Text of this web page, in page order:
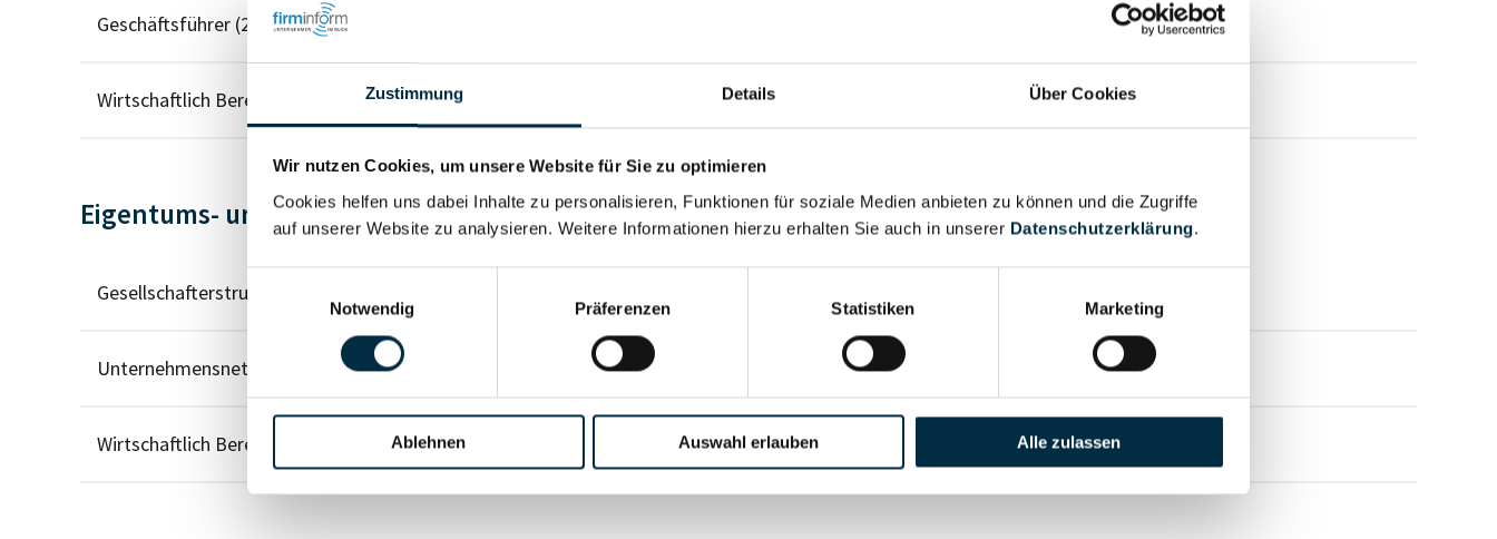
Zustimmung Details Über Cookies
Wir nutzen Cookies, um unsere Website für Sie zu optimieren
Cookies helfen uns dabei Inhalte zu personalisieren, Funktionen für soziale Medien anbieten zu können und die Zugriffe
auf unserer Website zu analysieren. Weitere Informationen hierzu erhalten Sie auch in unserer Datenschutzerklärung.
Notwendig
Präferenzen Statistiken Marketing
Ablehnen Auswahl erlauben Alle zulassen
Geschäftsführer (2)
Wirtschaftlich Berechtigter Vollständiges Unternehmensprofil anfragen
Eigentums- und Kontrollstruktur
Gesellschafterstruktur
Unternehmensnetzwerk Vollständiges Unternehmensprofil anfragen
Wirtschaftlich Berechtigten Pfad Vollständiges Unternehmensprofil anfragen